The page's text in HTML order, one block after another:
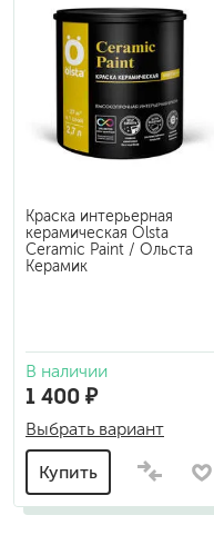
Краска интерьерная
керамическая Olsta
Ceramic Paint / Ольста
Керамик
В наличии
1 400 ₽
Выбрать вариант
Купить